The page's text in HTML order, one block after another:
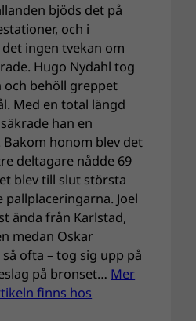
bjöds det på
och i
ingen tvekan om
Hugo Nydahl tog
och behöll greppet
Med en total längd
han en
Bakom honom blev det
deltagare nådde 69
blev till slut största
Joel
ända från Karlstad,
medan Oskar
ofta – tog sig upp på
på bronset… Mer
finns hos